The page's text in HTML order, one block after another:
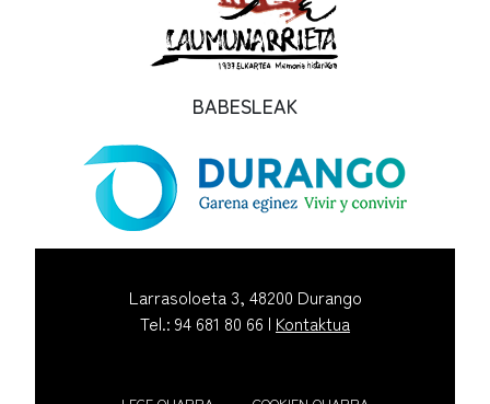
BABESLEAK
Larrasoloeta 3, 48200 Durango
Tel.: 94 681 80 66 | Kontaktua